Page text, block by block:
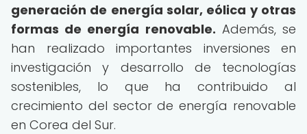
generación de energía solar, eólica y otras
formas de energía renovable. Además, se
han realizado importantes inversiones en
investigación y desarrollo de tecnologías
sostenibles, lo que ha contribuido al
crecimiento del sector de energía renovable
en Corea del Sur.